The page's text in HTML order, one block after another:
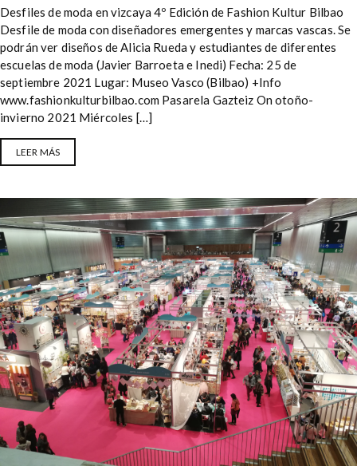
Desfiles de moda en vizcaya 4º Edición de Fashion Kultur Bilbao
Desfile de moda con diseñadores emergentes y marcas vascas. Se
podrán ver diseños de Alicia Rueda y estudiantes de diferentes
escuelas de moda (Javier Barroeta e Inedi) Fecha: 25 de
septiembre 2021 Lugar: Museo Vasco (Bilbao) +Info
www.fashionkulturbilbao.com Pasarela Gazteiz On otoño-
invierno 2021 Miércoles […]
LEER MÁS